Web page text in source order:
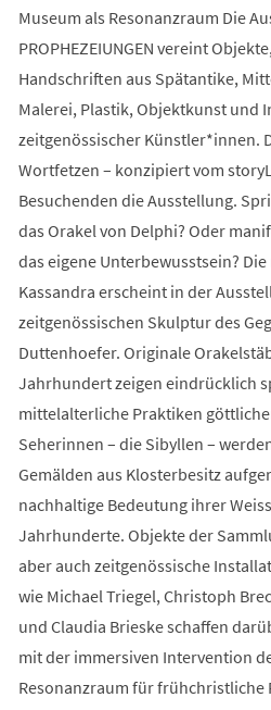
Museum als Resonanzraum Die
PROPHEZEIUNGEN vereint
Handschriften aus Spätantike,
Malerei, Plastik, Objektkunst und
zeitgenössischer Künstler*innen.
Wortfetzen – konzipiert vom
Besuchenden die Ausstellung.
das Orakel von Delphi? Oder
das eigene Unterbewusstsein?
Kassandra erscheint in der
zeitgenössischen Skulptur des
Duttenhoefer. Originale
Jahrhundert zeigen eindrücklich
mittelalterliche Praktiken
Seherinnen – die Sibyllen –
Gemälden aus Klosterbesitz
nachhaltige Bedeutung ihrer
Jahrhunderte. Objekte der
aber auch zeitgenössische
wie Michael Triegel, Christoph
und Claudia Brieske schaffen
mit der immersiven Intervention
Resonanzraum für frühchristliche